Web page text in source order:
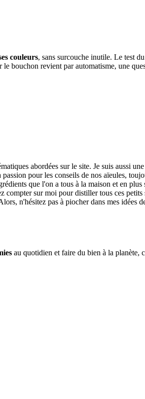
couleurs, sans surcouche inutile. Le test
bouchon revient par automatisme, une
abordées sur le site. Je suis aussi
pour les conseils de nos aïeules,
que l'on a tous à la maison et en plus
sur moi pour distiller tous ces petits
n'hésitez pas à piocher dans mes idées
au quotidien et faire du bien à la planète,